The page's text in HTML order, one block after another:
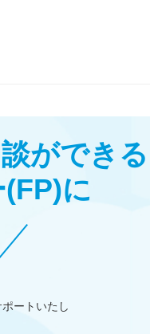
ができる
(FP)に
ートいたし